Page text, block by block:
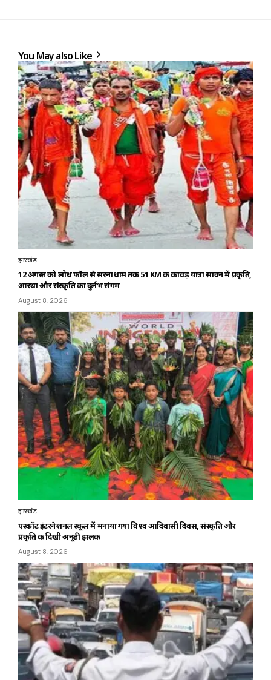
You May also Like
झारखंड
12 अगस्त को लोध फॉल से सरनाधाम तक 51 KM की कावड़ यात्रा सावन में प्रकृति,
आस्था और संस्कृति का दुर्लभ संगम
August 8, 2026
झारखंड
एस्कॉट इंटरनेशनल स्कूल में मनाया गया विश्व आदिवासी दिवस, संस्कृति और
प्रकृति की दिखी अनूठी झलक
August 8, 2026